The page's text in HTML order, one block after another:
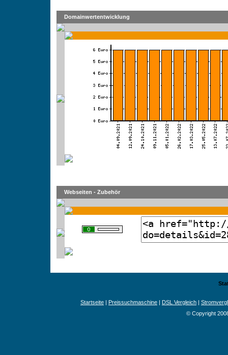
Domainwertentwicklung
Webseiten - Zubehör
Startseite | Preissuchmaschine | DSL Vergleich |
© Copyright